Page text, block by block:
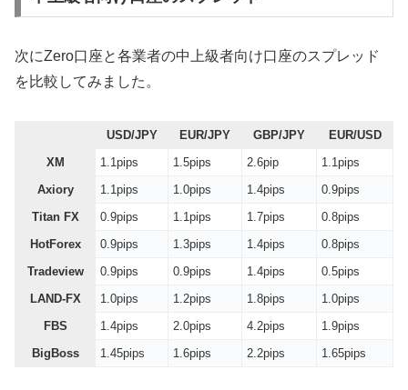
次にZero口座と各業者の中上級者向け口座のスプレッド
を比較してみました。
USD/JPY EUR/JPY GBP/JPY
EUR/USD
XM
1.1pips 1.5pips 2.6pip
1.1pips
Axiory
1.1pips 1.0pips 1.4pips
0.9pips
Titan FX
0.9pips 1.1pips 1.7pips
0.8pips
HotForex
0.9pips 1.3pips 1.4pips
0.8pips
Tradeview
0.9pips 0.9pips 1.4pips
0.5pips
LAND-FX
1.0pips 1.2pips 1.8pips
1.0pips
FBS
1.4pips 2.0pips 4.2pips
1.9pips
BigBoss
1.45pips 1.6pips 2.2pips 1.65pips